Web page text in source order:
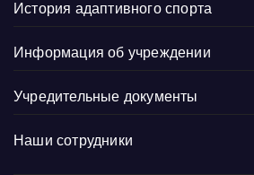
История адаптивного спорта
Информация об учреждении
Учредительные документы
Наши сотрудники